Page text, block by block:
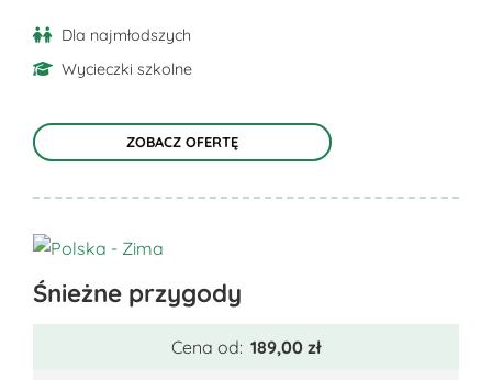
Dla najmłodszych
Wycieczki szkolne
ZOBACZ OFERTĘ
Ten
produkt
Śnieżne przygody
Cena od: 189,00 zł